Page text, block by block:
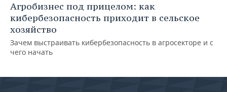
Агробизнес под прицелом: как
кибербезопасность приходит в сельское
хозяйство
Зачем выстраивать кибербезопасность в агросекторе и с
чего начать